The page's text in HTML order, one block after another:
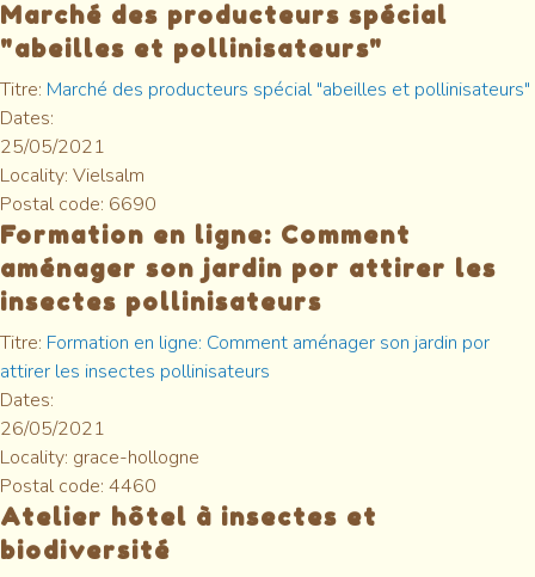
Marché des producteurs spécial
"abeilles et pollinisateurs"
Titre: Marché des producteurs spécial "abeilles et pollinisateurs"
Dates:
25/05/2021
Locality: Vielsalm
Postal code: 6690
Formation en ligne: Comment
aménager son jardin por attirer les
insectes pollinisateurs
Titre: Formation en ligne: Comment aménager son jardin por
attirer les insectes pollinisateurs
Dates:
26/05/2021
Locality: grace-hollogne
Postal code: 4460
Atelier hôtel à insectes et
biodiversité